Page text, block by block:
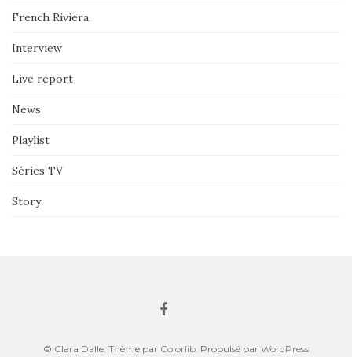
French Riviera
Interview
Live report
News
Playlist
Séries TV
Story
© Clara Dalle. Thème par Colorlib. Propulsé par WordPress